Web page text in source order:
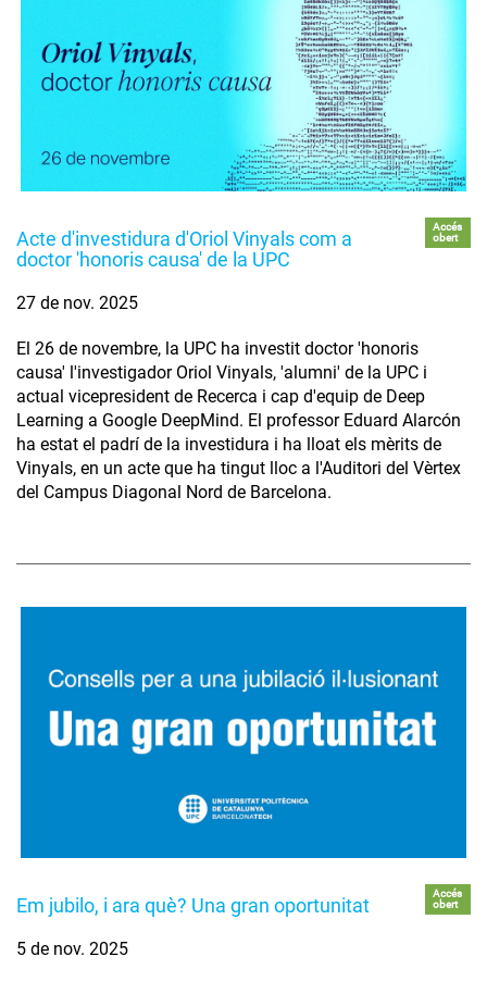
Acte d'investidura d'Oriol Vinyals com a
doctor 'honoris causa' de la UPC
Accés
obert
27 de nov. 2025
El 26 de novembre, la UPC ha investit doctor 'honoris
causa' l'investigador Oriol Vinyals, 'alumni' de la UPC i
actual vicepresident de Recerca i cap d'equip de Deep
Learning a Google DeepMind. El professor Eduard Alarcón
ha estat el padrí de la investidura i ha lloat els mèrits de
Vinyals, en un acte que ha tingut lloc a l'Auditori del Vèrtex
del Campus Diagonal Nord de Barcelona.
Em jubilo, i ara què? Una gran oportunitat
Accés
obert
5 de nov. 2025